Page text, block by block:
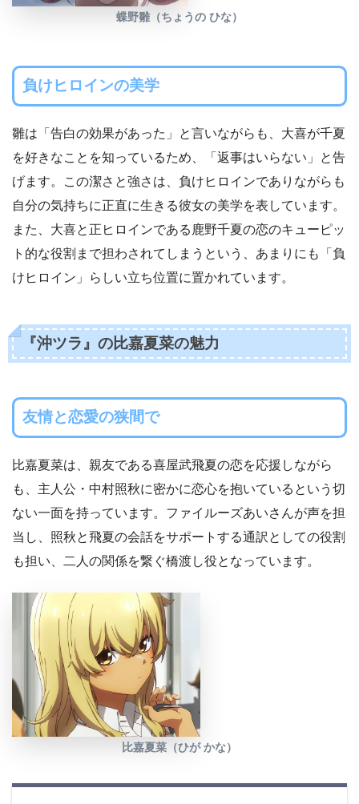
蝶野雛（ちょうの ひな）
負けヒロインの美学
雛は「告白の効果があった」と言いながらも、大喜が千夏
を好きなことを知っているため、「返事はいらない」と告
げます。この潔さと強さは、負けヒロインでありながらも
自分の気持ちに正直に生きる彼女の美学を表しています。
また、大喜と正ヒロインである鹿野千夏の恋のキューピッ
ト的な役割まで担わされてしまうという、あまりにも「負
けヒロイン」らしい立ち位置に置かれています。
『沖ツラ』の比嘉夏菜の魅力
友情と恋愛の狭間で
比嘉夏菜は、親友である喜屋武飛夏の恋を応援しながら
も、主人公・中村照秋に密かに恋心を抱いているという切
ない一面を持っています。ファイルーズあいさんが声を担
当し、照秋と飛夏の会話をサポートする通訳としての役割
も担い、二人の関係を繋ぐ橋渡し役となっています。
比嘉夏菜（ひが かな）